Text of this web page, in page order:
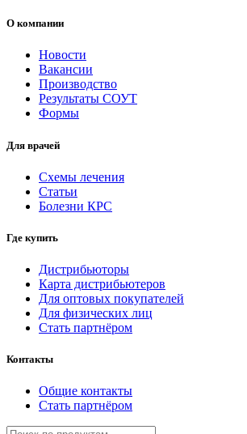
О компании
Новости
Вакансии
Производство
Результаты СОУТ
Формы
Для врачей
Схемы лечения
Статьи
Болезни КРС
Где купить
Дистрибьюторы
Карта дистрибьютеров
Для оптовых покупателей
Для физических лиц
Стать партнёром
Контакты
Общие контакты
Стать партнёром